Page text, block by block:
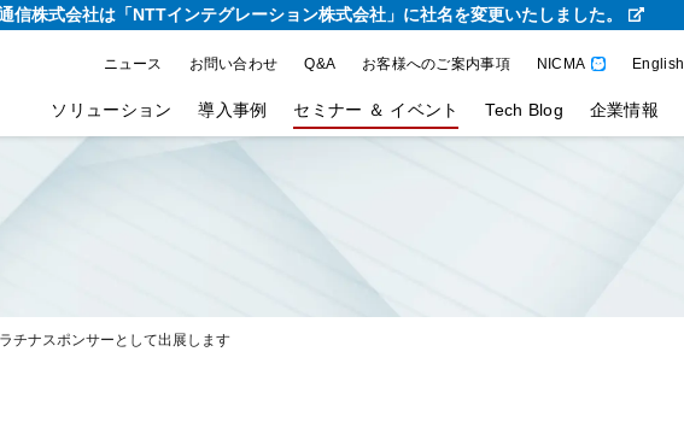
信株式会社は「NTTインテグレーション株式会社」に社名を変更いたしました。
ニュース お問い合わせ Q&A お客様へのご案内事項 NICMA English
ソリューション 導入事例 セミナー ＆ イベント Tech Blog 企業情報
チナスポンサーとして出展します